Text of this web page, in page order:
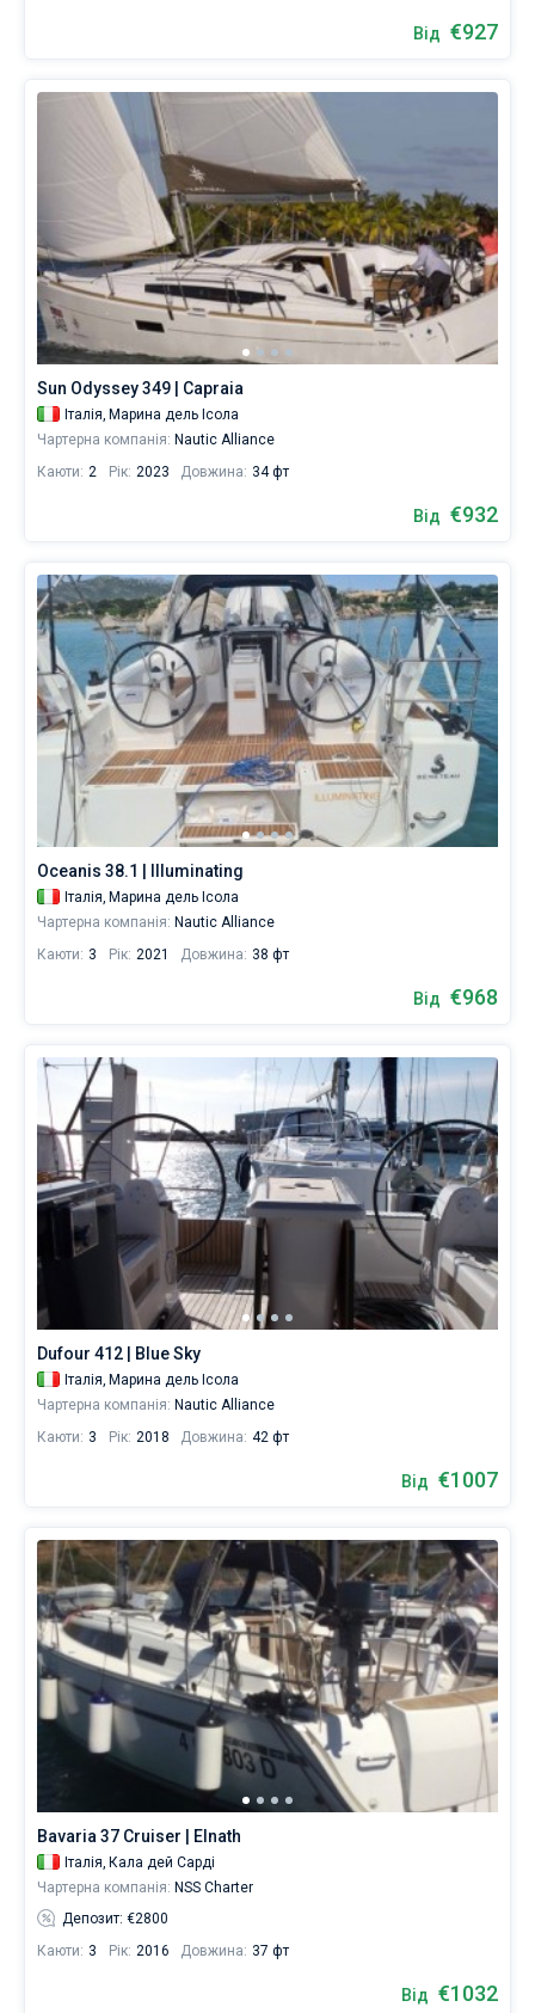
Від €927
Sun Odyssey 349 | Capraia
Італія, Марина дель Ісола
Чартерна компанія: Nautic Alliance
Каюти: 2 Рік: 2023 Довжина: 34 фт
Від €932
Oceanis 38.1 | Illuminating
Італія, Марина дель Ісола
Чартерна компанія: Nautic Alliance
Каюти: 3 Рік: 2021 Довжина: 38 фт
Від €968
Dufour 412 | Blue Sky
Італія, Марина дель Ісола
Чартерна компанія: Nautic Alliance
Каюти: 3 Рік: 2018 Довжина: 42 фт
Від €1007
Bavaria 37 Cruiser | Elnath
Італія, Кала дей Сарді
Чартерна компанія: NSS Charter
Депозит: €2800
Каюти: 3 Рік: 2016 Довжина: 37 фт
Від €1032